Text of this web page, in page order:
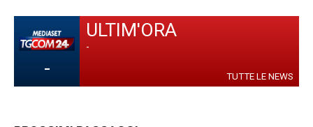
-
ULTIM'ORA
-
TUTTE LE NEWS